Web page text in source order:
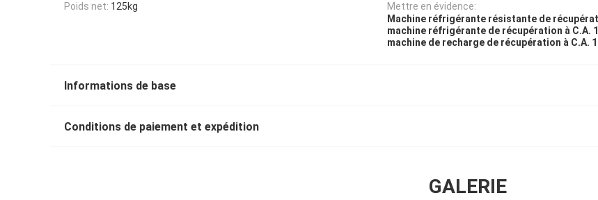
Poids net: 125kg
Mettre en évidence:
Machine réfrigérante résistante de
machine réfrigérante de récupération à C.A.
machine de recharge de récupération à C.A.
Informations de base
Conditions de paiement et expédition
GALERIE